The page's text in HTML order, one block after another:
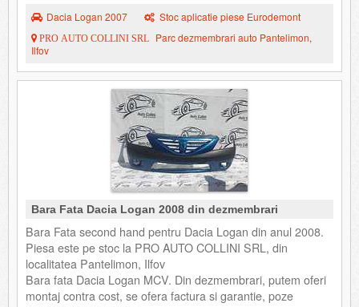
Dacia Logan 2007 Stoc aplicatie piese Eurodemont
PRO AUTO COLLINI SRL
Parc dezmembrari auto Pantelimon,
Ilfov
Bara Fata Dacia Logan 2008 din dezmembrari
Bara Fata second hand pentru Dacia Logan din anul 2008.
Piesa este pe stoc la PRO AUTO COLLINI SRL, din
localitatea Pantelimon, Ilfov
Bara fata Dacia Logan MCV. Din dezmembrari, putem oferi
montaj contra cost, se ofera factura si garantie, poze